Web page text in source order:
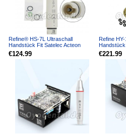
Refine® HS-7L Ultraschall
Handstück Fit Satelec Acteon
Suprasson P5 LED P5XS LED...
€124.99
Refine
Handstück
Acteon P5
€221.99